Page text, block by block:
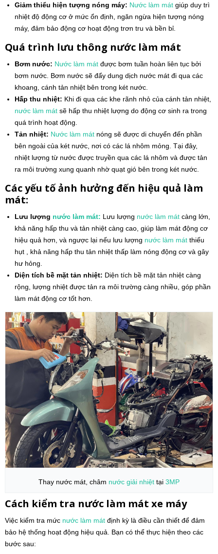
Giảm thiểu hiện tượng nóng máy: Nước làm mát giúp duy trì
nhiệt độ động cơ ở mức ổn định, ngăn ngừa hiện tượng nóng
máy, đảm bảo động cơ hoạt động trơn tru và bền bỉ.
Quá trình lưu thông nước làm mát
Bơm nước: Nước làm mát được bơm tuần hoàn liên tục bởi
bơm nước. Bơm nước sẽ đẩy dung dịch nước mát đi qua các
khoang, cánh tản nhiệt bên trong két nước.
Hấp thu nhiệt: Khi đi qua các khe rãnh nhỏ của cánh tản nhiệt,
nước làm mát sẽ hấp thu nhiệt lượng do động cơ sinh ra trong
quá trình hoạt động.
Tản nhiệt: Nước làm mát nóng sẽ được di chuyển đến phần
bên ngoài của két nước, nơi có các lá nhôm mỏng. Tại đây,
nhiệt lượng từ nước được truyền qua các lá nhôm và được tản
ra môi trường xung quanh nhờ quạt gió bên trong két nước.
Các yếu tố ảnh hưởng đến hiệu quả làm
mát:
Lưu lượng nước làm mát: Lưu lượng nước làm mát càng lớn,
khả năng hấp thu và tản nhiệt càng cao, giúp làm mát động cơ
hiệu quả hơn, và ngược lại nếu lưu lượng nước làm mát thiếu
hụt , khả năng hấp thu tản nhiệt thấp làm nóng động cơ và gây
hư hỏng.
Diện tích bề mặt tản nhiệt: Diện tích bề mặt tản nhiệt càng
rộng, lượng nhiệt được tản ra môi trường càng nhiều, góp phần
làm mát động cơ tốt hơn.
Thay nước mát, châm nước giải nhiệt tại 3MP
Cách kiểm tra nước làm mát xe máy
Việc kiểm tra mức nước làm mát định kỳ là điều cần thiết để đảm
bảo hệ thống hoạt động hiệu quả. Bạn có thể thực hiện theo các
bước sau: